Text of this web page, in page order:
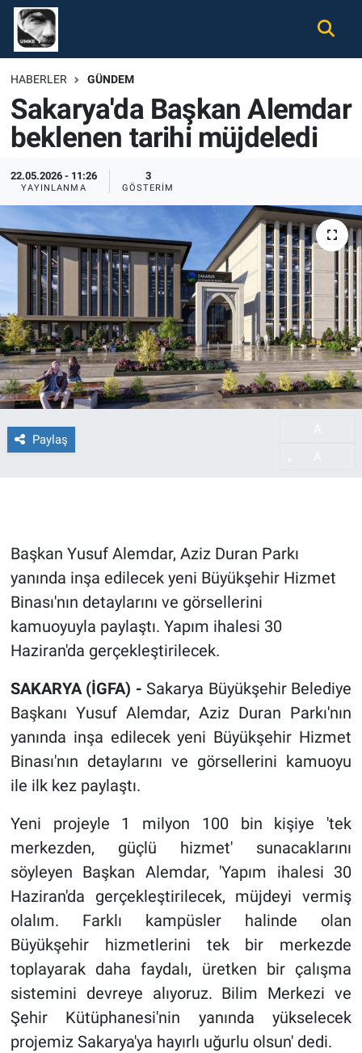
HABERLER GÜNDEM
Sakarya'da Başkan Alemdar
beklenen tarihi müjdeledi
22.05.2026 - 11:26
YAYINLANMA
3
GÖSTERIM
Paylaş
Başkan Yusuf Alemdar, Aziz Duran Parkı
yanında inşa edilecek yeni Büyükşehir Hizmet
Binası'nın detaylarını ve görsellerini
kamuoyuyla paylaştı. Yapım ihalesi 30
Haziran'da gerçekleştirilecek.
SAKARYA (İGFA) -Sakarya Büyükşehir Belediye
Başkanı Yusuf Alemdar, Aziz Duran Parkı'nın
yanında inşa edilecek yeni Büyükşehir Hizmet
Binası'nın detaylarını ve görsellerini kamuoyu
ile ilk kez paylaştı.
Yeni projeyle 1 milyon 100 bin kişiye 'tek
merkezden, güçlü hizmet' sunacaklarını
söyleyen Başkan Alemdar, 'Yapım ihalesi 30
Haziran'da gerçekleştirilecek, müjdeyi vermiş
olalım. Farklı kampüsler halinde olan
Büyükşehir hizmetlerini tek bir merkezde
toplayarak daha faydalı, üretken bir çalışma
sistemini devreye alıyoruz. Bilim Merkezi ve
Şehir Kütüphanesi'nin yanında yükselecek
projemiz Sakarya'ya hayırlı uğurlu olsun' dedi.
Gündem
Ekonomi
Spor
Magazin
Tüm Haberler
İletişim
Künye
Nöbetçi Eczaneler
Hava Durumu
Namaz Vakitleri
Trafik Durumu
Süper Lig Puan Durumu ve Fikstür
Tüm Manşetler
Son Dakika Haberleri
Haber Arşivi